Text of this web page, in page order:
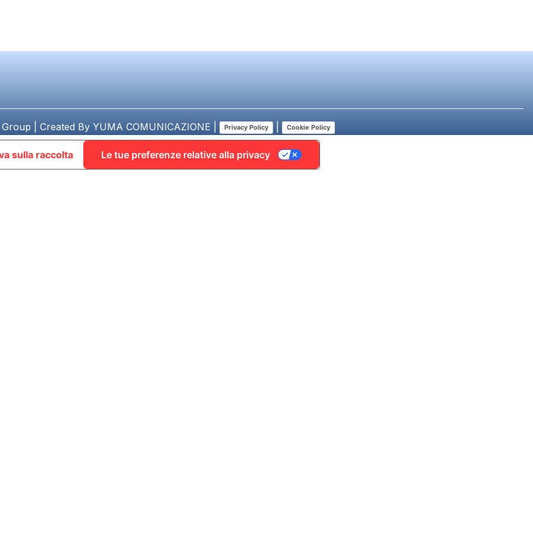
| Created By YUMA COMUNICAZIONE Privacy Policy Cookie Policy
sulla raccolta Le tue preferenze relative alla privacy